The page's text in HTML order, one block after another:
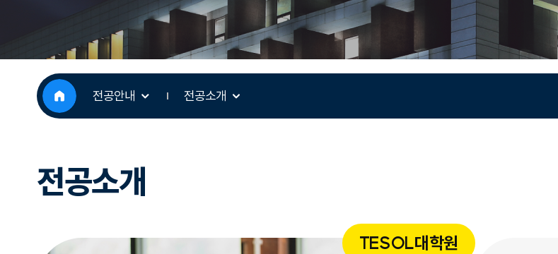
전공안내 전공소개
전공소개
TESOL대학원